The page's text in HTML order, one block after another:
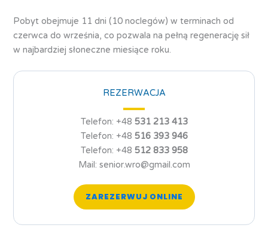
Pobyt obejmuje 11 dni (10 noclegów) w terminach od
czerwca do września, co pozwala na pełną regenerację sił
w najbardziej słoneczne miesiące roku.
REZERWACJA
Telefon: +48 531 213 413
Telefon: +48 516 393 946
Telefon: +48 512 833 958
Mail: senior.wro@gmail.com
ZAREZERWUJ ONLINE